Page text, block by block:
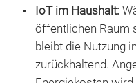
IoT im Haushalt:
öffentlichen Raum
bleibt die Nutzung
zurückhaltend.